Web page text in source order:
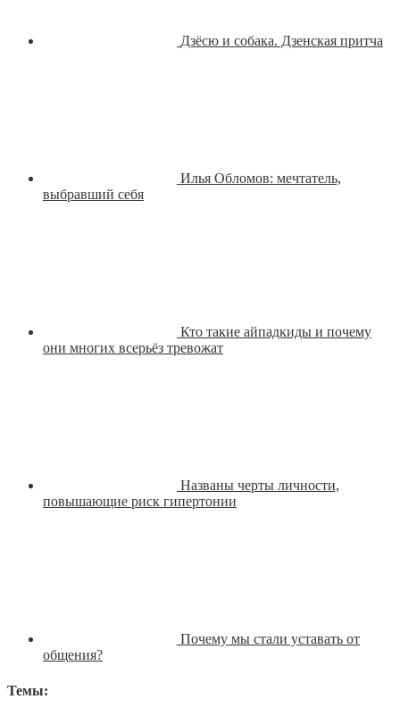
Дзёсю и собака. Дзенская притча
Илья Обломов: мечтатель,
выбравший себя
Кто такие айпадкиды и почему
они многих всерьёз тревожат
Названы черты личности,
повышающие риск гипертонии
Почему мы стали уставать от
общения?
Темы: